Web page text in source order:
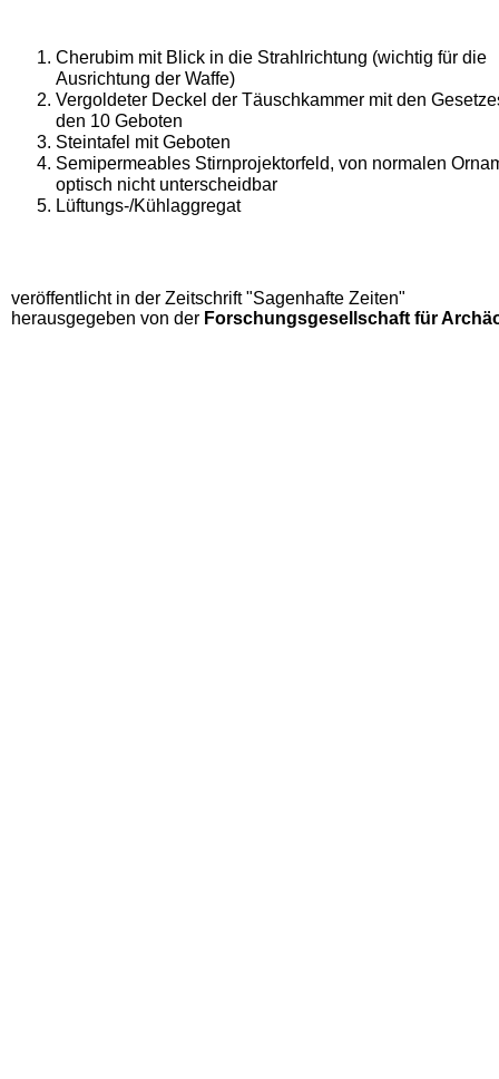
Cherubim mit Blick in die Strahlrichtung (wichtig für die
Ausrichtung der Waffe)
Vergoldeter Deckel der Täuschkammer mit den
den 10 Geboten
Steintafel mit Geboten
Semipermeables Stirnprojektorfeld, von normalen
optisch nicht unterscheidbar
Lüftungs-/Kühlaggregat
veröffentlicht in der Zeitschrift "Sagenhafte Zeiten"
herausgegeben von der Forschungsgesellschaft für